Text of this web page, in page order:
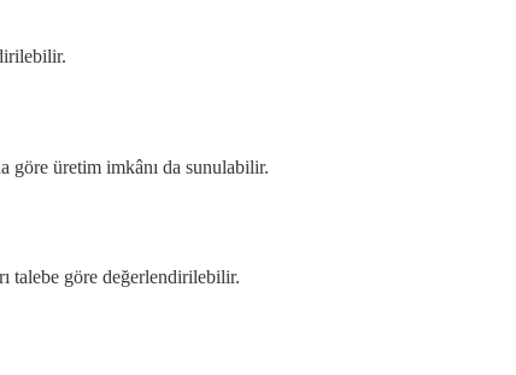
göre üretim imkânı da sunulabilir.
talebe göre değerlendirilebilir.